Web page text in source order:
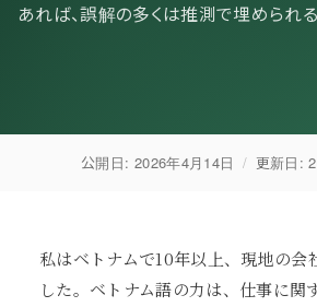
あれば、誤解の多くは推測で埋められる
公開日: 2026年4月14日 / 更新日:
私はベトナムで10年以上、現地の会
した。ベトナム語の力は、仕事に関